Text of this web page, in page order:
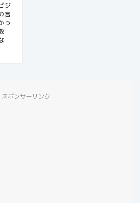
ジ
言
っ
スポンサーリンク